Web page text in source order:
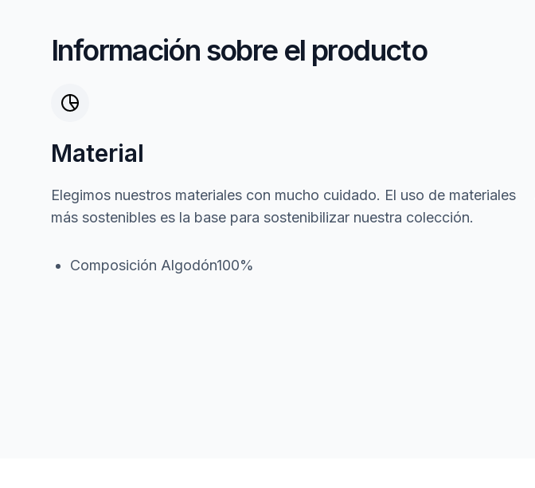
Información sobre el producto
Material
Elegimos nuestros materiales con mucho cuidado. El uso de materiales
más sostenibles es la base para sostenibilizar nuestra colección.
Composición Algodón100%